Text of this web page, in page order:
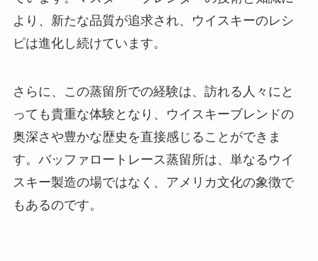
より、新たな品質が追求され、ウイスキーのレシ
ピは進化し続けています。
さらに、この蒸留所での経験は、訪れる人々にと
っても貴重な体験となり、ウイスキーブレンドの
奥深さや豊かな歴史を直接感じることができま
す。バッファロートレース蒸留所は、単なるウイ
スキー製造の場ではなく、アメリカ文化の象徴で
もあるのです。